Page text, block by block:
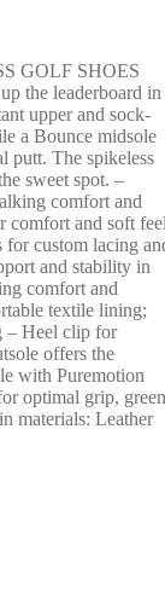
GOLF SHOES
the leaderboard in
upper and sock-
a Bounce midsole
putt. The spikeless
sweet spot. –
comfort and
comfort and soft
custom lacing
and stability in
comfort and
textile lining;
– Heel clip for
offers the
with Puremotion
optimal grip,
materials: Leather